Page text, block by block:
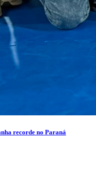
recorde no Paraná